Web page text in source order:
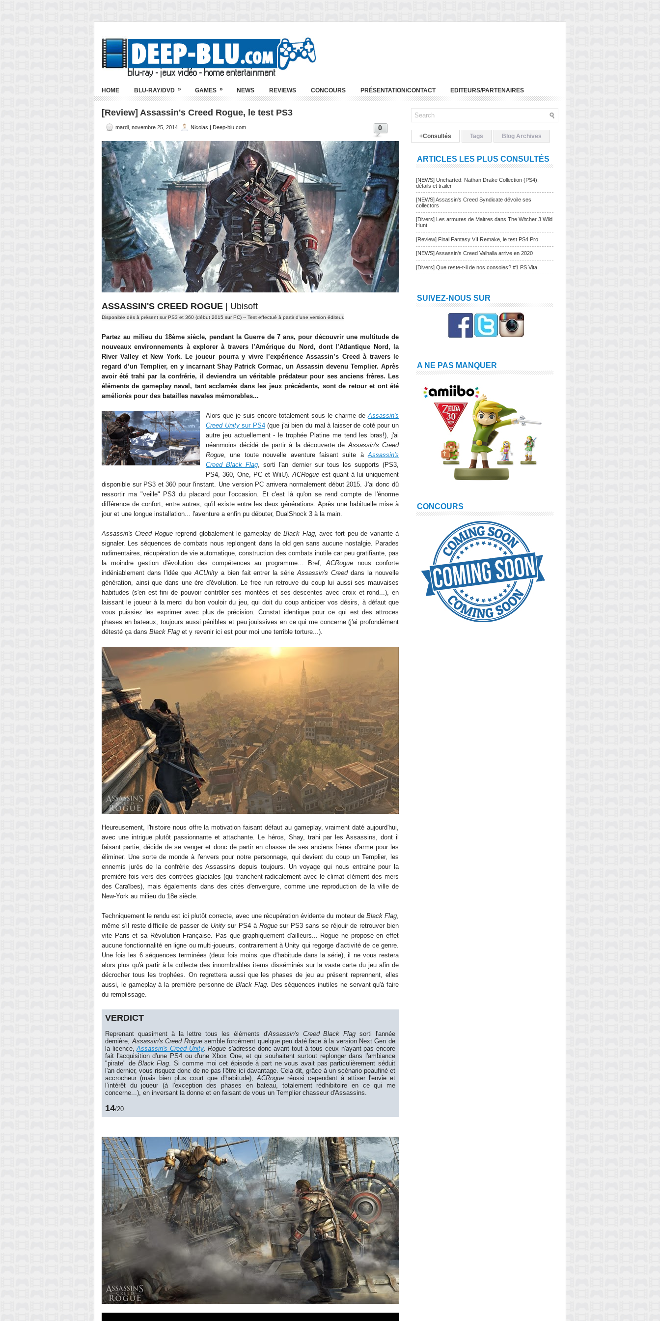
HOME BLU-RAY/DVD » GAMES » NEWS REVIEWS CONCOURS PRÉSENTATION/CONTACT EDITEURS/PARTENAIRES
[Review] Assassin's Creed Rogue, le test PS3
mardi, novembre 25, 2014 Nicolas | Deep-blu.com 0
ASSASSIN'S CREED ROGUE | Ubisoft
Disponible dès à présent surPS3 et 360 (début 2015 sur PC) -- Test effectué à partir d'une version éditeur.
Partez au milieu du 18ème siècle, pendant la Guerre de 7 ans, pour découvrir une multitude de
nouveaux environnements à explorer à travers l’Amérique du Nord, dont l’Atlantique Nord, la
River Valley et New York. Le joueur pourra y vivre l’expérience Assassin’s Creed à travers le
regard d’un Templier, en y incarnant Shay Patrick Cormac, un Assassin devenu Templier. Après
avoir été trahi par la confrérie, il deviendra un véritable prédateur pour ses anciens frères. Les
éléments de gameplay naval, tant acclamés dans les jeux précédents, sont de retour et ont été
améliorés pour des batailles navales mémorables...
Alors que je suis encore totalement sous le charme deAssassin's
Creed Unitysur PS4(que j'ai bien du mal à laisser de coté pour un
autre jeu actuellement - le trophée Platine me tend les bras!), j'ai
néanmoins décidé de partir à la découverte deAssassin's Creed
Rogue, une toute nouvelle aventure faisant suite àAssassin's
Creed Black Flag, sorti l'an dernier sur tous les supports (PS3,
PS4, 360, One, PC et WiiU).ACRogue est quant à lui uniquement
disponible sur PS3 et 360 pour l'instant. Une version PC arrivera normalement début 2015. J'ai donc dû
ressortir ma "veille" PS3 du placard pour l'occasion. Et c'est là qu'on se rend compte de l'énorme
différence de confort, entre autres, qu'il existe entre les deux générations. Après une habituelle mise à
jour et une longue installation... l'aventure a enfin pu débuter, DualShock 3 à la main.
Assassin's Creed Roguereprend globalement le gameplay deBlack Flag, avec fort peu de variante à
signaler. Les séquences de combats nous replongent dans la old gen sans aucune nostalgie. Parades
rudimentaires, récupération de vie automatique, construction des combats inutile car peu gratifiante, pas
la moindre gestion d'évolution des compétences au programme... Bref,ACRogue nous conforte
indéniablement dans l'idée queACUnitya bien fait entrer la sérieAssassin's Creeddans la nouvelle
génération, ainsi que dans une ère d'évolution. Le free run retrouve du coup lui aussi ses mauvaises
habitudes (s'en est fini de pouvoir contrôler ses montées et ses descentes avec croix et rond...), en
laissant le joueur à la merci du bon vouloir du jeu, qui doit du coup anticiper vos désirs, à défaut que
vous puissiez les exprimer avec plus de précision. Constat identique pour ce qui est des attroces
phases en bateaux, toujours aussi pénibles et peu jouissives en ce qui me concerne (j'ai profondément
détesté ça dans Black Flag et y revenir ici est pour moi une terrible torture...).
Heureusement, l'histoire nous offre la motivation faisant défaut au gameplay, vraiment daté aujourd'hui,
avec une intrigue plutôt passionnante et attachante. Le héros, Shay, trahi par les Assassins, dont il
faisant partie, décide de se venger et donc de partir en chasse de ses anciens frères d'arme pour les
éliminer. Une sorte de monde à l'envers pour notre personnage, qui devient du coup un Templier, les
ennemis jurés de la confrérie des Assassins depuis toujours. Un voyage qui nous entraine pour la
première fois vers des contrées glaciales (qui tranchent radicalement avec le climat clément des mers
des Caraïbes), mais égalements dans des cités d'envergure, comme une reproduction de la ville de
New-York au milieu du 18e siècle.
Techniquement le rendu est ici plutôt correcte, avec une récupération évidente du moteur de Black Flag,
même s'il reste difficile de passer de Unitysur PS4 à Roguesur PS3 sans se réjouir de retrouver bien
vite Paris et sa Révolution Française. Pas que graphiquement d'ailleurs... Rogue ne propose en effet
aucune fonctionnalité en ligne ou multi-joueurs, contrairement à Unity qui regorge d'activité de ce genre.
Une fois les 6 séquences terminées (deux fois moins que d'habitude dans la série), il ne vous restera
alors plus qu'à partir à la collecte des innombrables items disséminés sur la vaste carte du jeu afin de
décrocher tous les trophées. On regrettera aussi que les phases de jeu au présent reprennent, elles
aussi, le gameplay à la première personne de Black Flag. Des séquences inutiles ne servant qu'à faire
du remplissage.
VERDICT
Reprenant quasiment à la lettre tous les éléments d'Assassin's Creed Black Flag sorti l'année
dernière,Assassin's Creed Roguesemble forcément quelque peu daté face à la version Next Gen de
la licence,Assassin's Creed Unity.Rogue s'adresse donc avant tout à tous ceux n'ayant pas encore
fait l'acquisition d'une PS4 ou d'une Xbox One, et qui souhaitent surtout replonger dans l'ambiance
"pirate" deBlack Flag. Si comme moi cet épisode à part ne vous avait pas particulièrement séduit
l'an dernier, vous risquez donc de ne pas l'être ici davantage. Cela dit, grâce à un scénario peaufiné et
accrocheur (mais bien plus court que d'habitude),ACRogue réussi cependant à attiser l'envie et
l’intérêt du joueur (à l'exception des phases en bateau, totalement rédhibitoire en ce qui me
concerne...), en inversant la donne et en faisant de vous un Templier chasseur d'Assassins.
14/20
+Consultés Tags Blog Archives
ARTICLES LES PLUS CONSULTÉS
[NEWS] Uncharted: Nathan Drake Collection (PS4),
détails et trailer
[NEWS] Assassin's Creed Syndicate dévoile ses
collectors
[Divers] Les armures de Maitres dans The Witcher 3 Wild
Hunt
[Review] Final Fantasy VII Remake, le test PS4 Pro
[NEWS] Assassin's Creed Valhalla arrive en 2020
[Divers] Que reste-t-il de nos consoles? #1 PS Vita
SUIVEZ-NOUS SUR
A NE PAS MANQUER
CONCOURS